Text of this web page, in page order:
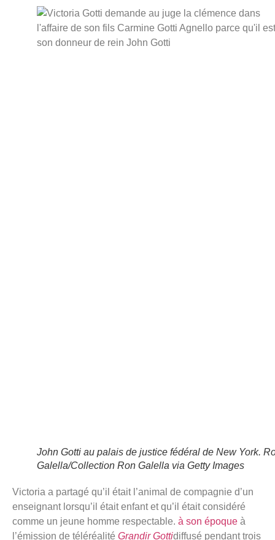
John Gotti au palais de justice fédéral de New York.
Galella/Collection Ron Galella via Getty Images
Victoria a partagé qu’il était l’animal de compagnie d’un
enseignant lorsqu’il était enfant et qu’il était considéré
comme un jeune homme respectable. à son époque à
l’émission de téléréalité Grandir Gottidiffusé pendant trois